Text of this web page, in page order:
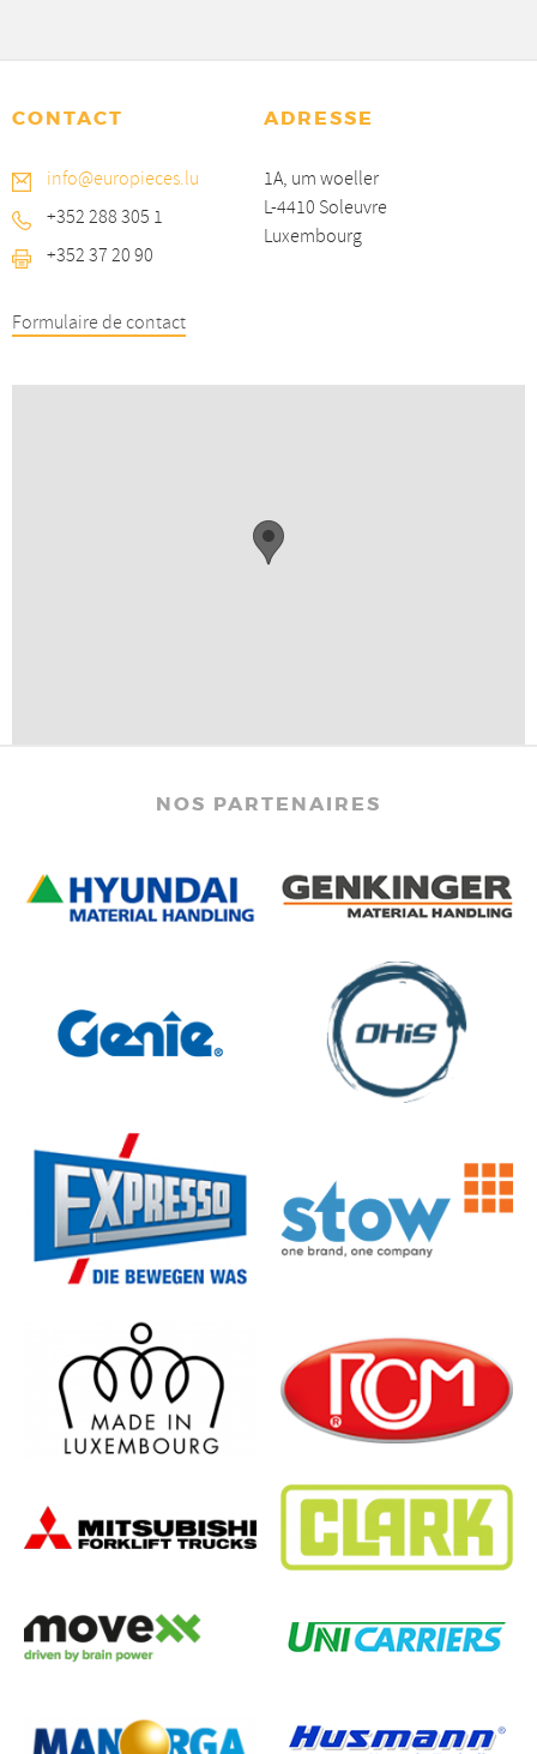
CONTACT
info@europieces.lu
+352 288 305 1
+352 37 20 90
Formulaire de contact
ADRESSE
1A, um woeller
L-4410 Soleuvre
Luxembourg
NOS PARTENAIRES